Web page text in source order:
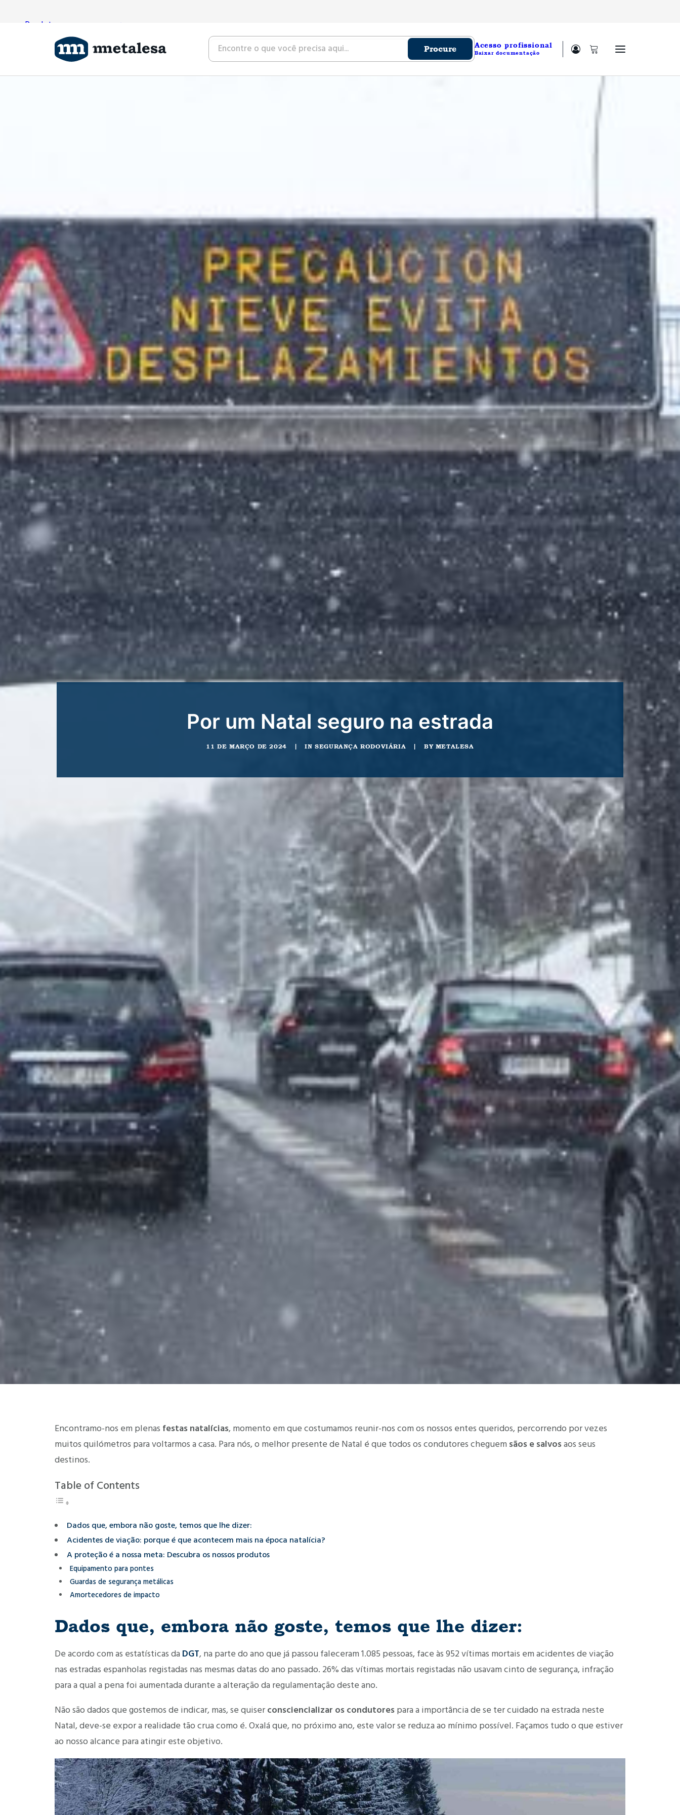
Produtos
Tecnologia
Sobre a empresa
Contacto
Procure Acesso profissional
Baixar documentação
Por um Natal seguro na estrada
11 DE MARÇO DE 2024 INSEGURANÇA RODOVIÁRIA BY METALESA
Encontramo-nos em plenas festas natalícias, momento em que costumamos reunir-nos com os nossos entes queridos, percorrendo por vezes
muitos quilómetros para voltarmos a casa. Para nós, o melhor presente de Natal é que todos os condutores cheguem sãos e salvosaos seus
destinos.
Table of Contents
Dados que, embora não goste, temos que lhe dizer:
Acidentes de viação: porque é que acontecem mais na época natalícia?
A proteção é a nossa meta: Descubra os nossos produtos
Equipamento para pontes
Guardas de segurança metálicas
Amortecedores de impacto
Dados que, embora não goste, temos que lhe dizer:
De acordo com as estatísticas da DGT, na parte do ano que já passou faleceram 1.085 pessoas, face às 952 vítimas mortais em acidentes de viação
nas estradas espanholas registadas nas mesmas datas do ano passado. 26% das vítimas mortais registadas não usavam cinto de segurança, infração
para a qual a pena foi aumentada durante a alteração da regulamentação deste ano.
Não são dados que gostemos de indicar, mas, se quiser consciencializar os condutores para a importância de se ter cuidado na estrada neste
Natal, deve-se expor a realidade tão crua como é. Oxalá que, no próximo ano, este valor se reduza ao mínimo possível. Façamos tudo o que estiver
ao nosso alcance para atingir este objetivo.